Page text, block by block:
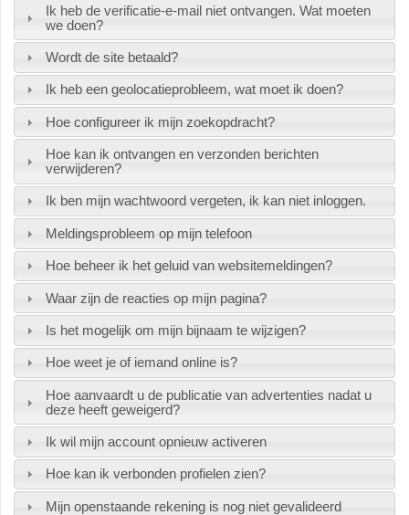
Ik heb de verificatie-e-mail niet ontvangen. Wat moeten
we doen?
Wordt de site betaald?
Ik heb een geolocatieprobleem, wat moet ik doen?
Hoe configureer ik mijn zoekopdracht?
Hoe kan ik ontvangen en verzonden berichten
verwijderen?
Ik ben mijn wachtwoord vergeten, ik kan niet inloggen.
Meldingsprobleem op mijn telefoon
Hoe beheer ik het geluid van websitemeldingen?
Waar zijn de reacties op mijn pagina?
Is het mogelijk om mijn bijnaam te wijzigen?
Hoe weet je of iemand online is?
Hoe aanvaardt u de publicatie van advertenties nadat u
deze heeft geweigerd?
Ik wil mijn account opnieuw activeren
Hoe kan ik verbonden profielen zien?
Mijn openstaande rekening is nog niet gevalideerd